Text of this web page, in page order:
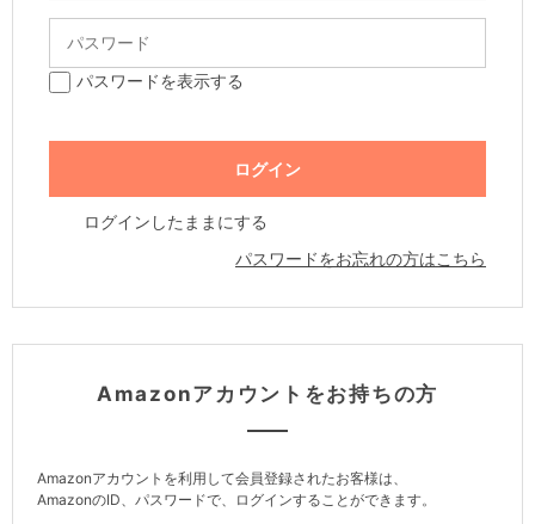
パスワードを表示する
ログインしたままにする
パスワードをお忘れの方はこちら
Amazonアカウントをお持ちの方
Amazonアカウントを利用して会員登録されたお客様は、
AmazonのID、パスワードで、ログインすることができます。